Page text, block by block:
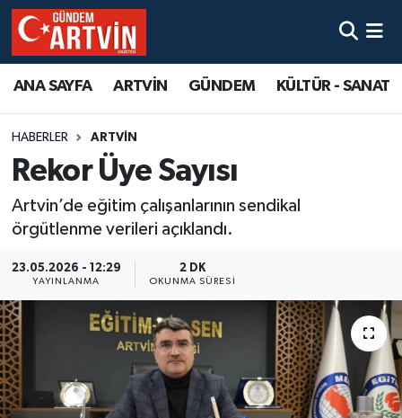
ANA SAYFA ARTVİN GÜNDEM KÜLTÜR - SANAT
HABERLER ARTVİN
Rekor Üye Sayısı
Artvin’de eğitim çalışanlarının sendikal
örgütlenme verileri açıklandı.
23.05.2026 - 12:29
YAYINLANMA
2 DK
OKUNMA SÜRESI